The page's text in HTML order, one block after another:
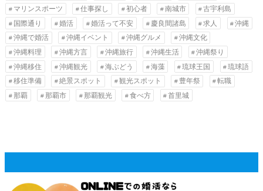
マリンスポーツ
仕事探し 初心者 南城市
古宇利島
国際通り
婚活 婚活って不安 慶良間諸島 求人
沖縄
沖縄で婚活
沖縄イベント 沖縄グルメ
沖縄文化
沖縄料理
沖縄方言 沖縄旅行 沖縄生活
沖縄祭り
沖縄移住
沖縄観光 海ぶどう 海藻 琉球王国
琉球語
移住準備
絶景スポット 観光スポット 豊年祭
転職
那覇
那覇市 那覇観光 食べ方 首里城